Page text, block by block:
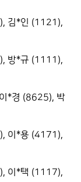
김*인 (1121),
방*규 (1111),
*경 (8625), 박
이*용 (4171),
이*택 (1117),